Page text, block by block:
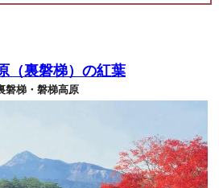
（裏磐梯）の紅葉
磐梯・磐梯高原